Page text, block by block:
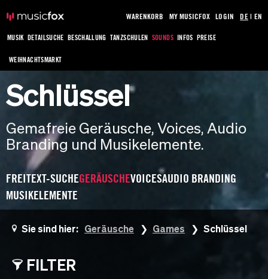
MUSIK DETAILSUCHE BESCHALLUNG TANZSCHULEN SOUNDS INFOS PREISE
WEIHNACHTSMARKT
WARENKORB MY MUSICFOX LOGIN DE| EN
Schlüssel
Gemafreie Geräusche, Voices, Audio
Branding und Musikelemente.
FREITEXT-SUCHEGERÄUSCHEVOICESAUDIO BRANDING
MUSIKELEMENTE
Sie sind hier: Geräusche Games Schlüssel
FILTER